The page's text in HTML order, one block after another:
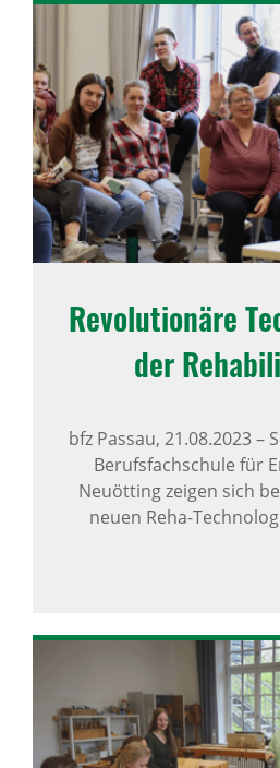
Revo­lu­ti­o­näre
der
bfz Passau, 21.08.2023–
Berufsfachschule für
Neuötting zeigen sich
neuen Reha-